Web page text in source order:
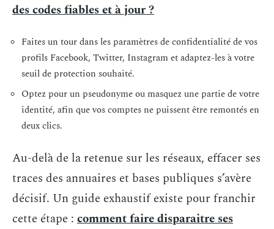
des codes fiables et à jour ?
Faites un tour dans les paramètres de confidentialité de vos
profils Facebook, Twitter, Instagram et adaptez-les à votre
seuil de protection souhaité.
Optez pour un pseudonyme ou masquez une partie de votre
identité, afin que vos comptes ne puissent être remontés en
deux clics.
Au-delà de la retenue sur les réseaux, effacer ses
traces des annuaires et bases publiques s’avère
décisif. Un guide exhaustif existe pour franchir
cette étape : comment faire disparaitre ses